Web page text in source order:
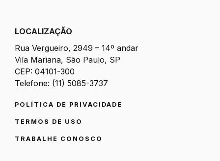
LOCALIZAÇÃO
Rua Vergueiro, 2949 – 14º andar
Vila Mariana, São Paulo, SP
CEP: 04101-300
Telefone: (11) 5085-3737
POLÍTICA DE PRIVACIDADE
TERMOS DE USO
TRABALHE CONOSCO